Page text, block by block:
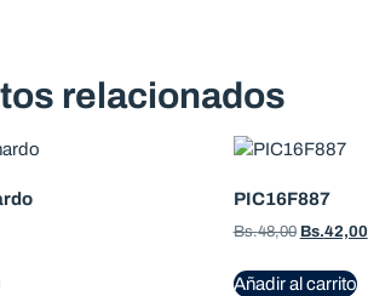
relacionados
PIC16F887
Bs.48,00 Bs.42,00
Añadir al carrito